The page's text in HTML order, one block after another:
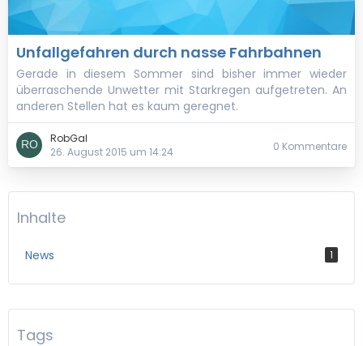
Unfallgefahren durch nasse Fahrbahnen
Gerade in diesem Sommer sind bisher immer wieder
überraschende Unwetter mit Starkregen aufgetreten. An
anderen Stellen hat es kaum geregnet.
RobGal
26. August 2015 um 14:24
0 Kommentare
Inhalte
News 1
Tags